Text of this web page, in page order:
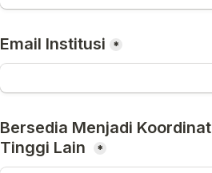
Email Institusi *
Bersedia Menjadi
Tinggi Lain
*